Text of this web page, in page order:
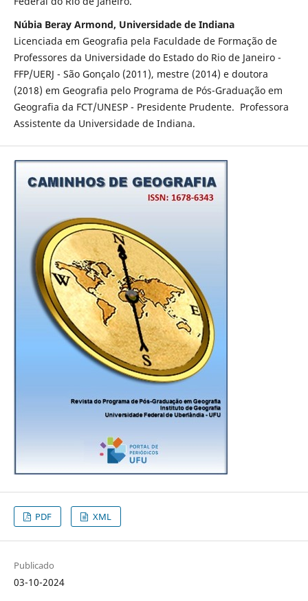
Núbia Beray Armond, Universidade de Indiana
Licenciada em Geografia pela Faculdade de Formação de
Professores da Universidade do Estado do Rio de Janeiro -
FFP/UERJ - São Gonçalo (2011), mestre (2014) e doutora
(2018) em Geografia pelo Programa de Pós-Graduação em
Geografia da FCT/UNESP - Presidente Prudente. Professora
Assistente da Universidade de Indiana.
PDF XML
Publicado
03-10-2024